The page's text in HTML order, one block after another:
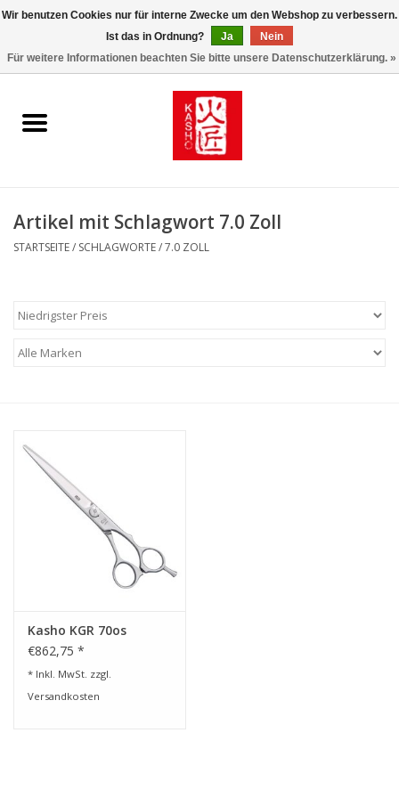
Kasho World Since 1908
Lemonwax_Moonbrush
KENT.SALON Brushes
zu den besten Preisen
Kasho Desinfektion-
Geschenkgutscheine
Artikel mit Schlagwort 7.0 Zoll
STARTSEITE/ SCHLAGWORTE/7.0 ZOLL
Kasho KGR 70os
€862,75 *
* Inkl. MwSt. zzgl.
Versandkosten
Wir benutzen Cookies nur für interne Zwecke um den Webshop zu verbessern.
Ist das in Ordnung?
Ja
Nein
Für weitere Informationen beachten Sie bitte unsere Datenschutzerklärung. »